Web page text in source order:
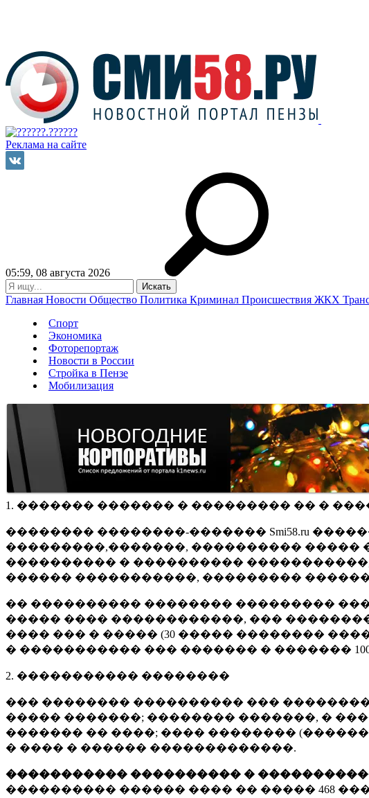
Реклама на сайте
05:59, 08 августа 2026
Главная Новости Общество Политика Криминал Происшествия ЖКХ
Спорт
Экономика
Фоторепортаж
Новости в России
Стройка в Пензе
Мобилизация
1. ������� ������� � ��������� �� �
�������� ��������-������� Smi58.ru
���������,�������, ���������� �����
���������� � ����������
������ �����������, ���������
�� ���������� �������� ���������
����� ���� ������������, ���
���� ��� � ����� (30 ����� ��������
� ����������� ��� ������� � �������
2. ����������� ��������
��� �������� ���������� ���
����� �������; �������� �������, �
������� �� ����; ���� ��������
� ���� � ������ �������������.
����������� ���������� �
���������� ������ ���� �� ����� 468